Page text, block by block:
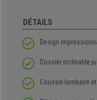
DÉTAILS
Design
Dossier inclinable
Coussin lombaire